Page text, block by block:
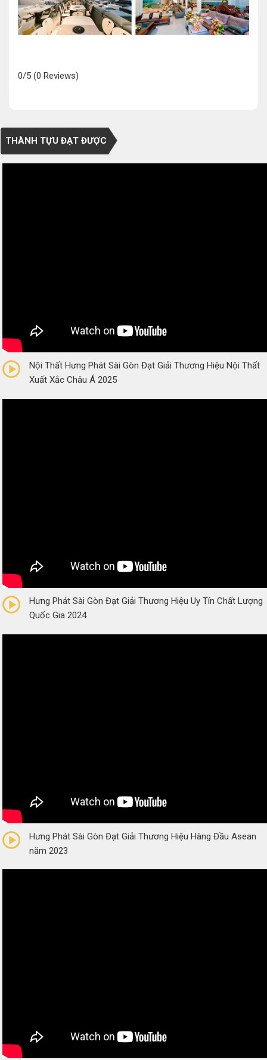
0/5 (0 Reviews)
THÀNH TỰU ĐẠT ĐƯỢC
(0 Reviews)
Nội Thất Hưng Phát Sài Gòn Đạt Giải Thương Hiệu Nội Thất
Xuất Xắc Châu Á 2025
(0 Reviews)
Hưng Phát Sài Gòn Đạt Giải Thương Hiệu Uy Tín Chất Lượng
Quốc Gia 2024
(0 Reviews)
Hưng Phát Sài Gòn Đạt Giải Thương Hiệu Hàng Đầu Asean
năm 2023
(0 Reviews)